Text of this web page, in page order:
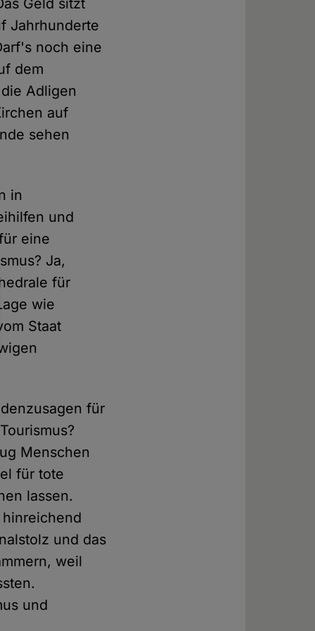
Geld sitzt
Jahrhunderte
noch eine
dem
Adligen
auf
sehen
in
und
eine
Ja,
für
wie
Staat
für
Menschen
für tote
lassen.
und das
weil
und